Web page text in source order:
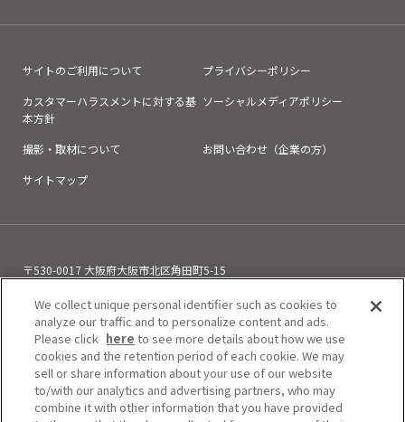
サイトのご利用について
プライバシーポリシー
カスタマーハラスメントに対する基
本方針
ソーシャルメディアポリシー
撮影・取材について
お問い合わせ（企業の方）
サイトマップ
〒530-0017 大阪府大阪市北区角田町5-15
06-6313-0501（11:00～21:00）
We collect unique personal identifier such as cookies to
analyze our traffic and to personalize content and ads.
Please click here to see more details about how we use
cookies and the retention period of each cookie. We may
sell or share information about your use of our website
to/with our analytics and advertising partners, who may
combine it with other information that you have provided